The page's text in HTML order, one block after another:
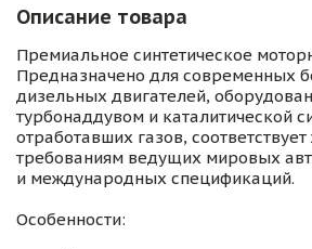
Описание товара
Премиальное синтетическое
Предназначено для современных
дизельных двигателей,
турбонаддувом и каталитической
отработавших газов,
требованиям ведущих мировых
и международных спецификаций.
Особенности: